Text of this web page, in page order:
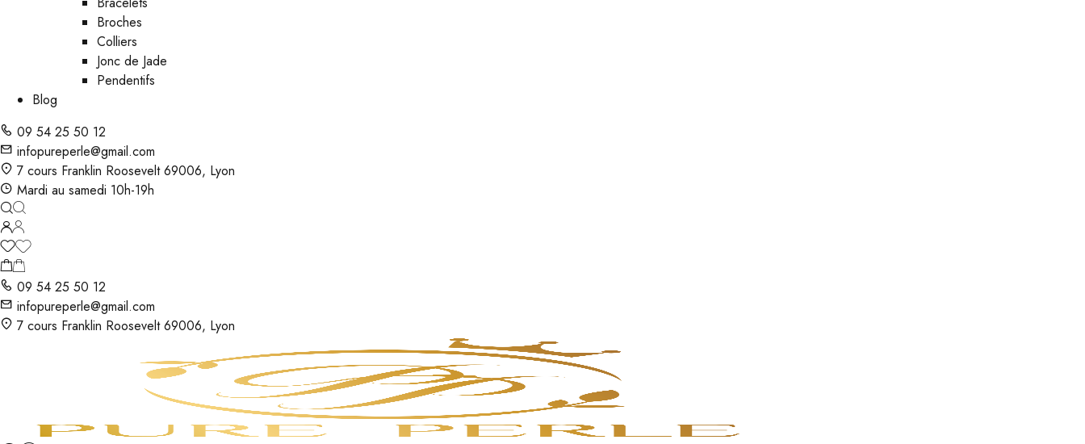
Broches
Colliers
Jonc de Jade
Pendentifs
Blog
09 54 25 50 12
infopureperle@gmail.com
7 cours Franklin Roosevelt 69006, Lyon
Mardi au samedi 10h-19h
09 54 25 50 12
infopureperle@gmail.com
7 cours Franklin Roosevelt 69006, Lyon